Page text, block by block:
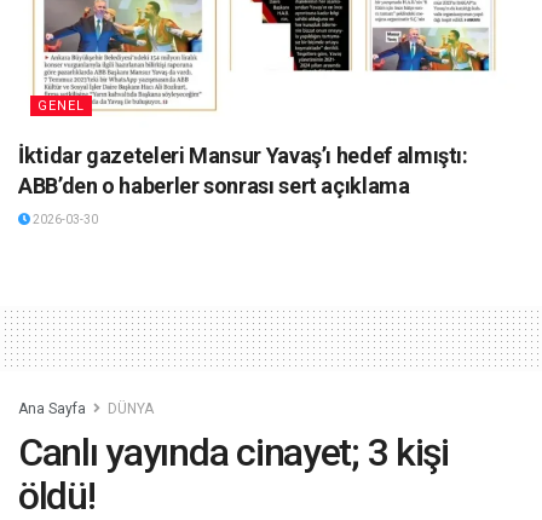
GENEL
İktidar gazeteleri Mansur Yavaş’ı hedef almıştı:
ABB’den o haberler sonrası sert açıklama
2026-03-30
Ana Sayfa DÜNYA
Canlı yayında cinayet; 3 kişi
öldü!